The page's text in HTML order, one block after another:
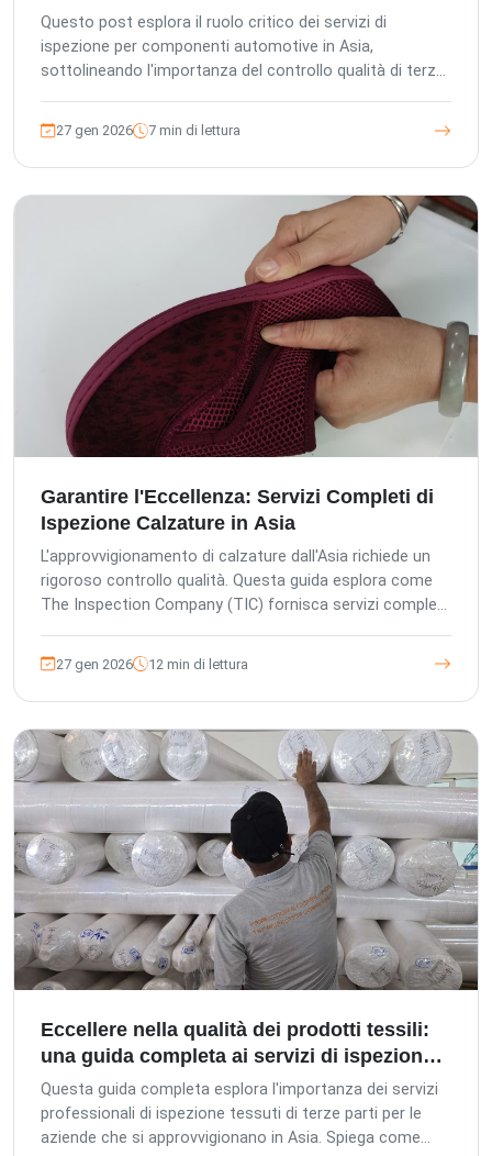
Questo post esplora il ruolo critico dei servizi di
ispezione per componenti automotive in Asia,
sottolineando l'importanza del controllo qualità di terze
conformità e proteggere la reputazione del marchio.
27 gen 2026 7 min di lettura
Garantire l'Eccellenza: Servizi Completi di
Ispezione Calzature in Asia
L'approvvigionamento di calzature dall'Asia richiede un
rigoroso controllo qualità. Questa guida esplora come
The Inspection Company (TIC) fornisca servizi completi
dei container, garantendo il miglioramento della qualità
del prodotto, mitigando i rischi della catena di
approvvigionamento e salvaguardando i vostri
investimenti. Aderiamo agli standard QC tedeschi e
sfruttiamo oltre 18 anni di esperienza per offrire una
garanzia di qualità senza pari per acquirenti esteri, uffici
27 gen 2026 12 min di lettura
Eccellere nella qualità dei prodotti tessili:
una guida completa ai servizi di ispezione
in Asia
Questa guida completa esplora l'importanza dei servizi
professionali di ispezione tessuti di terze parti per le
aziende che si approvvigionano in Asia. Spiega come